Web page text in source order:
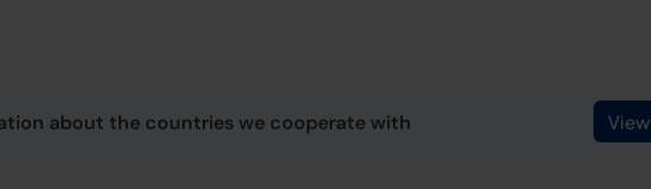
about the countries we cooperate with